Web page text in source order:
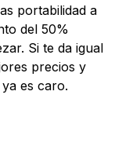
portabilidad a
del 50%
Si te da igual
precios y
es caro.